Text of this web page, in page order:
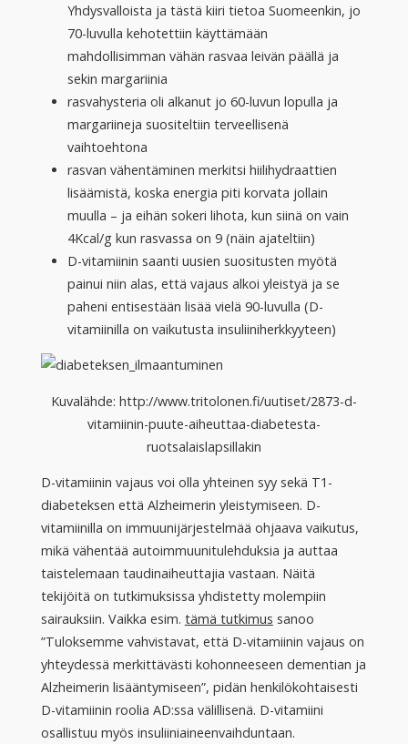
Yhdysvalloista ja tästä kiiri tietoa Suomeenkin, jo
70-luvulla kehotettiin käyttämään
mahdollisimman vähän rasvaa leivän päällä ja
sekin margariinia
rasvahysteria oli alkanut jo 60-luvun lopulla ja
margariineja suositeltiin terveellisenä
vaihtoehtona
rasvan vähentäminen merkitsi hiilihydraattien
lisäämistä, koska energia piti korvata jollain
muulla – ja eihän sokeri lihota, kun siinä on vain
4Kcal/g kun rasvassa on 9 (näin ajateltiin)
D-vitamiinin saanti uusien suositusten myötä
painui niin alas, että vajaus alkoi yleistyä ja se
paheni entisestään lisää vielä 90-luvulla (D-
vitamiinilla on vaikutusta insuliiniherkkyyteen)
Kuvalähde: http://www.tritolonen.fi/uutiset/2873-d-
vitamiinin-puute-aiheuttaa-diabetesta-
ruotsalaislapsillakin
D-vitamiinin vajaus voi olla yhteinen syy sekä T1-
diabeteksen että Alzheimerin yleistymiseen. D-
vitamiinilla on immuunijärjestelmää ohjaava vaikutus,
mikä vähentää autoimmuunitulehduksia ja auttaa
taistelemaan taudinaiheuttajia vastaan. Näitä
tekijöitä on tutkimuksissa yhdistetty molempiin
sairauksiin. Vaikka esim. tämä tutkimus sanoo
”Tuloksemme vahvistavat, että D-vitamiinin vajaus on
yhteydessä merkittävästi kohonneeseen dementian ja
Alzheimerin lisääntymiseen”, pidän henkilökohtaisesti
D-vitamiinin roolia AD:ssa välillisenä. D-vitamiini
osallistuu myös insuliiniaineenvaihduntaan.